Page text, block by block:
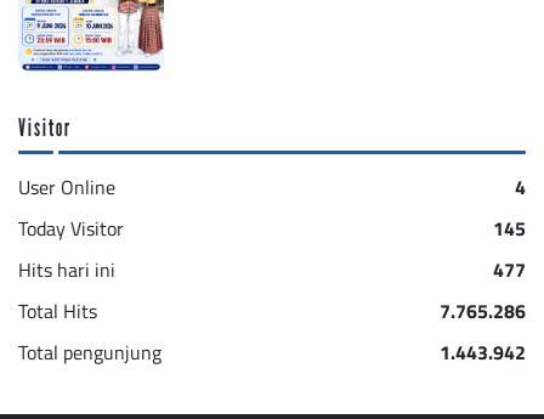
Visitor
User Online
4
Today Visitor
145
Hits hari ini
477
Total Hits
7.765.286
Total pengunjung
1.443.942